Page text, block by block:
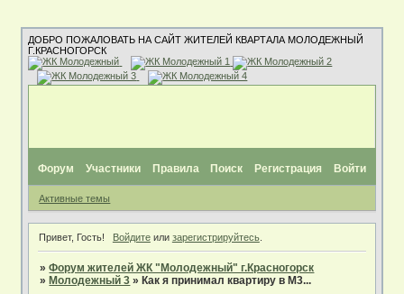
ДОБРО ПОЖАЛОВАТЬ НА САЙТ ЖИТЕЛЕЙ КВАРТАЛА МОЛОДЕЖНЫЙ
Г.КРАСНОГОРСК
Форум Участники Правила Поиск Регистрация Войти
Активные темы
Привет, Гость! Войдитеили зарегистрируйтесь.
»Форум жителей ЖК "Молодежный" г.Красногорск
» Молодежный 3 » Как я принимал квартиру в М3...